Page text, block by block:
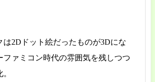
は2Dドット絵だったものが3Dにな
ファミコン時代の雰囲気を残しつつ